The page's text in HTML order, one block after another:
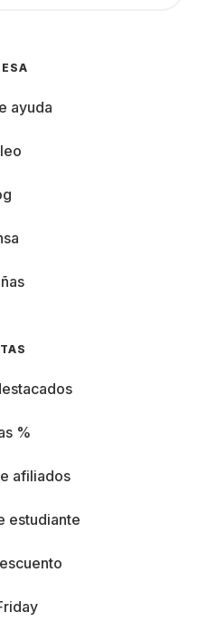
ayuda
%
afiliados
estudiante